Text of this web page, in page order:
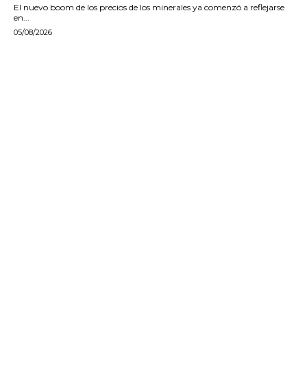
El nuevo boom de los precios de los minerales ya comenzó a reflejarse
en...
05/08/2026